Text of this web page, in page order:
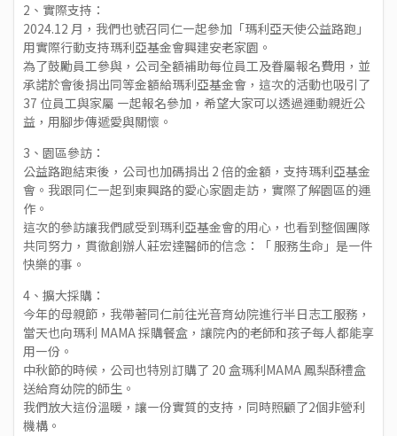
2、實際支持：
2024.12 月，我們也號召同仁㇐起參加「瑪利亞天使公益路跑」
用實際行動支持瑪利亞基金會興建安老家園。
為了鼓勵員工參與，公司全額補助每位員工及眷屬報名費用，並
承諾於會後捐出同等金額給瑪利亞基金會，這次的活動也吸引了
37 位員工與家屬 ㇐起報名參加，希望大家可以透過運動親近公
益，用腳步傳遞愛與關懷。
3、園區參訪：
公益路跑結束後，公司也加碼捐出 2 倍的金額，支持瑪利亞基金
會。我跟同仁㇐起到東興路的愛心家園走訪，實際了解園區的運
作。
這次的參訪讓我們感受到瑪利亞基金會的用心，也看到整個團隊
共同努力，貫徹創辦人莊宏達醫師的信念：「 服務生命」是㇐件
快樂的事。
4、擴大採購：
今年的母親節，我帶著同仁前往光音育幼院進行半日志工服務，
當天也向瑪利 MAMA 採購餐盒，讓院內的老師和孩子每人都能享
用㇐份。
中秋節的時候，公司也特別訂購了 20 盒瑪利MAMA 鳳梨酥禮盒
送給育幼院的師生。
我們放大這份溫暖，讓㇐份實質的支持，同時照顧了2個非營利
機構。